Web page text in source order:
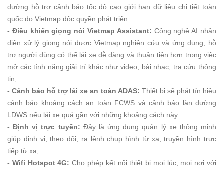
đường hỗ trợ cảnh báo tốc độ cao giới hạn dữ liệu chi tiết toàn
quốc do Vietmap độc quyền phát triển.
- Điều khiển giọng nói Vietmap Assistant: Công nghệ AI nhận
diện xử lý giọng nói được Vietmap nghiên cứu và ứng dụng, hỗ
trợ người dùng có thể lái xe dễ dàng và thuận tiện hơn trong việc
mở các tính năng giải trí khác như video, bài nhạc, tra cứu thông
tin,…
- Cảnh báo hỗ trợ lái xe an toàn ADAS: Thiết bị sẽ phát tín hiệu
cảnh báo khoảng cách an toàn FCWS và cảnh báo làn đường
LDWS nếu lái xe quá gần với những khoảng cách này.
- Định vị trực tuyến: Đây là ứng dụng quản lý xe thông minh
giúp định vị, theo dõi, ra lệnh chụp hình từ xa, truyền hình trực
tiếp từ xa,…
- Wifi Hotspot 4G:Cho phép kết nối thiết bị mọi lúc, mọi nơi với